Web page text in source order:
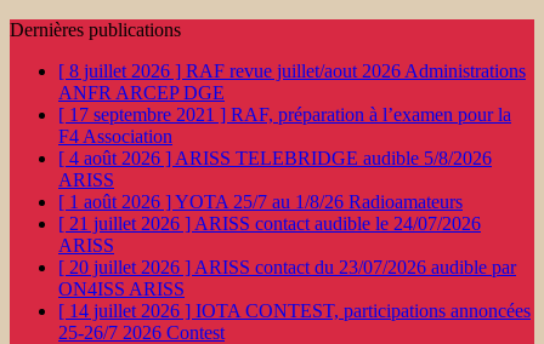
Dernières publications
[ 8 juillet 2026 ] RAF revue juillet/aout 2026 Administrations
ANFR ARCEP DGE
[ 17 septembre 2021 ] RAF, préparation à l’examen pour la
F4 Association
[ 4 août 2026 ] ARISS TELEBRIDGE audible 5/8/2026
ARISS
[ 1 août 2026 ]YOTA 25/7 au 1/8/26 Radioamateurs
[ 21 juillet 2026 ] ARISS contact audible le 24/07/2026
ARISS
[ 20 juillet 2026 ] ARISS contact du 23/07/2026 audible par
ON4ISS ARISS
[ 14 juillet 2026 ] IOTA CONTEST, participations annoncées
25-26/7 2026 Contest